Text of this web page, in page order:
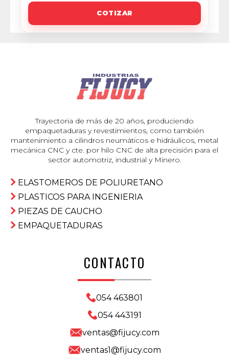
COTIZAR
Trayectoria de más de 20 años, produciendo
empaquetaduras y revestimientos, como también
mantenimiento a cilindros neumáticos e hidráulicos, metal
mecánica CNC y cte. por hilo CNC de alta precisión para el
sector automotriz, industrial y Minero.
ELASTOMEROS DE POLIURETANO
PLASTICOS PARA INGENIERIA
PIEZAS DE CAUCHO
EMPAQUETADURAS
CONTACTO
054 463801
054 443191
ventas@fijucy.com
ventas1@fijucy.com